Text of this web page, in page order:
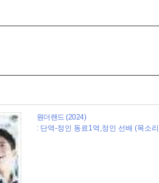
원더랜드 (2024)
: 단역-정인 동료1역,정인 선배 (목소